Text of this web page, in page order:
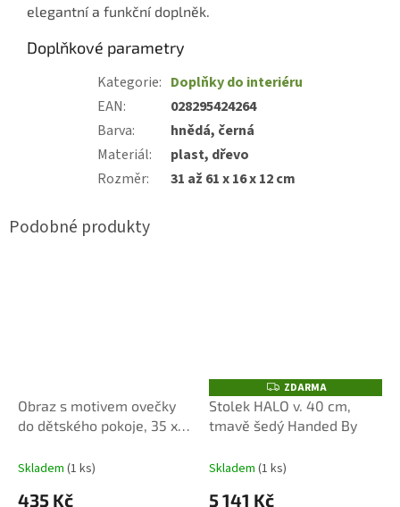
elegantní a funkční doplněk.
Doplňkové parametry
Kategorie: Doplňky do interiéru
EAN:
028295424264
Barva:
hnědá, černá
Materiál:
plast, dřevo
Rozměr: 31 až 61 x 16 x 12 cm
Obraz s motivem ovečky
do dětského pokoje, 35 x
Skladem (1 ks)
435 Kč
Z
D
A
R
M
ZDARMA
Stolek HALO v. 40 cm,
tmavě šedý Handed By
Skladem (1 ks)
5 141 Kč